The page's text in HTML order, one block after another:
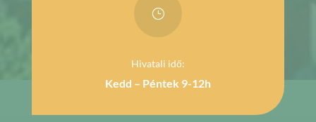
}
Hivatali idő:
Kedd – Péntek 9-12h